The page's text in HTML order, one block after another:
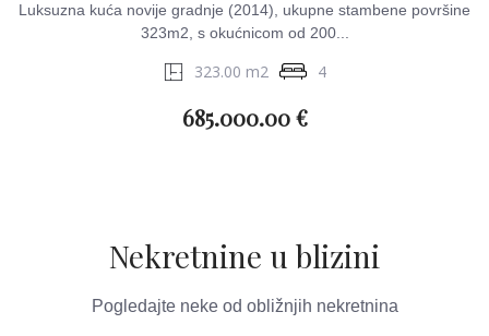
Luksuzna kuća novije gradnje (2014), ukupne stambene površine
323m2, s okućnicom od 200...
323.00 m2 4
685.000.00 €
Nekretnine u blizini
Pogledajte neke od obližnjih nekretnina